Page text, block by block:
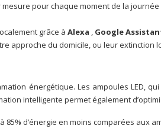
pour chaque moment de la
grâce à Alexa , Google
approche du domicile, ou leur
énergétique. Les ampoules LED,
intelligente permet également
85% d’énergie en moins comparées aux